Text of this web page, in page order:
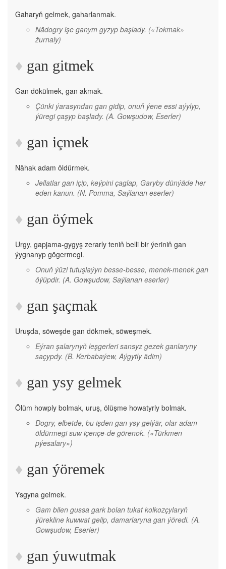
Gaharyň gelmek, gaharlanmak.
Nädogry işe ganym gyzyp başlady. («Tokmak»
žurnaly)
gan gitmek
Gan dökülmek, gan akmak.
Çünki ýarasyndan gan gidip, onuň ýene essi aýylyp,
ýüregi çaşyp başlady. (A. Gowşudow, Eserler)
gan içmek
Nähak adam öldürmek.
Jellatlar gan içip, keýpini çaglap, Garyby dünýäde her
eden kanun. (N. Pomma, Saýlanan eserler)
gan öýmek
Urgy, gapjama-gygyş zerarly teniň belli bir ýeriniň gan
ýygnanyp gögermegi.
Onuň ýüzi tutuşlaýyn besse-besse, menek-menek gan
öýüpdir. (A. Gowşudow, Saýlanan eserler)
gan şaçmak
Uruşda, söweşde gan dökmek, söweşmek.
Eýran şalarynyň leşgerleri sansyz gezek ganlaryny
saçypdy. (B. Kerbabaýew, Aýgytly ädim)
gan ysy gelmek
Ölüm howply bolmak, uruş, ölüşme howatyrly bolmak.
Dogry, elbetde, bu işden gan ysy gelýär, olar adam
öldürmegi suw içençe-de görenok. («Türkmen
pýesalary»)
gan ýöremek
Ysgyna gelmek.
Gam bilen gussa gark bolan tukat kolkozçylaryň
ýürekline kuwwat gelip, damarlaryna gan ýöredi. (A.
Gowşudow, Eserler)
gan ýuwutmak